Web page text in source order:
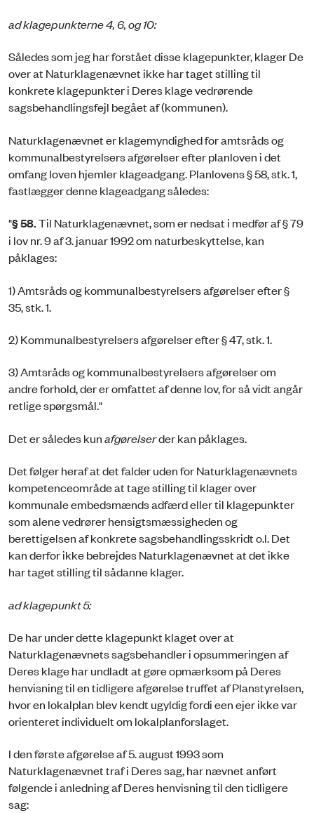
ad klagepunkterne 4, 6, og 10:
Således som jeg har forstået disse klagepunkter, klager De
over at Naturklagenævnet ikke har taget stilling til
konkrete klagepunkter i Deres klage vedrørende
sagsbehandlingsfejl begået af (kommunen).
Naturklagenævnet er klagemyndighed for amtsråds og
kommunalbestyrelsers afgørelser efter planloven i det
omfang loven hjemler klageadgang. Planlovens § 58, stk. 1,
fastlægger denne klageadgang således:
"§ 58.Til Naturklagenævnet, som er nedsat i medfør af § 79
i lov nr. 9 af 3. januar 1992 om naturbeskyttelse, kan
påklages:
1) Amtsråds og kommunalbestyrelsers afgørelser efter §
35, stk. 1.
2) Kommunalbestyrelsers afgørelser efter § 47, stk. 1.
3) Amtsråds og kommunalbestyrelsers afgørelser om
andre forhold, der er omfattet af denne lov, for så vidt angår
retlige spørgsmål."
Det er således kunafgørelserder kan påklages.
Det følger heraf at det falder uden for Naturklagenævnets
kompetenceområde at tage stilling til klager over
kommunale embedsmænds adfærd eller til klagepunkter
som alene vedrører hensigtsmæssigheden og
berettigelsen af konkrete sagsbehandlingsskridt o.l. Det
kan derfor ikke bebrejdes Naturklagenævnet at det ikke
har taget stilling til sådanne klager.
ad klagepunkt 5:
De har under dette klagepunkt klaget over at
Naturklagenævnets sagsbehandler i opsummeringen af
Deres klage har undladt at gøre opmærksom på Deres
henvisning til en tidligere afgørelse truffet af Planstyrelsen,
hvor en lokalplan blev kendt ugyldig fordi een ejer ikke var
orienteret individuelt om lokalplanforslaget.
I den første afgørelse af 5. august 1993 som
Naturklagenævnet traf i Deres sag, har nævnet anført
følgende i anledning af Deres henvisning til den tidligere
sag: